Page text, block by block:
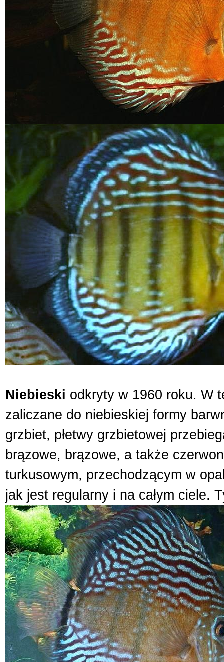
Niebieski odkryty w 1960 roku. W
zaliczane do niebieskiej formy
grzbiet, płetwy grzbietowej
brązowe, brązowe, a także
turkusowym, przechodzącym w
jak jest regularny i na całym ciele.